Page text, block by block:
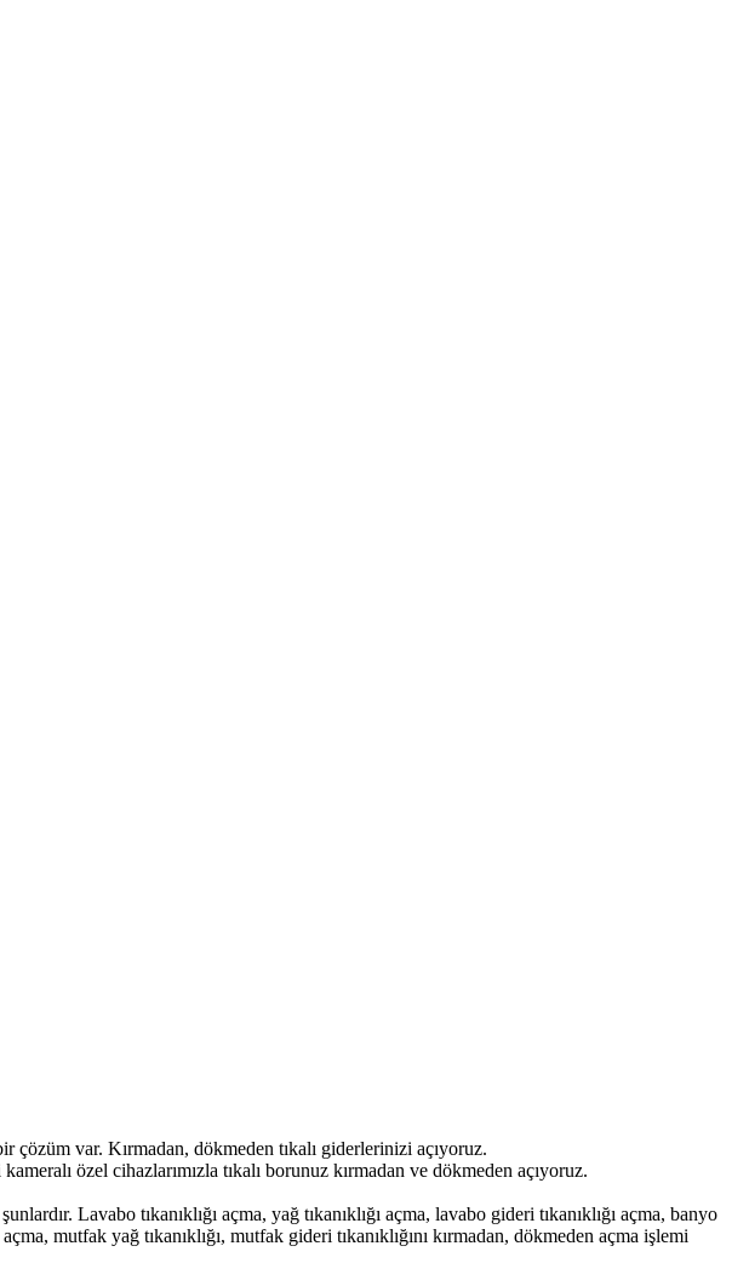
var. Kırmadan, dökmeden tıkalı giderlerinizi açıyoruz.
özel cihazlarımızla tıkalı borunuz kırmadan ve dökmeden açıyoruz.
Lavabo tıkanıklığı açma, yağ tıkanıklığı açma, lavabo gideri tıkanıklığı açma, banyo
mutfak yağ tıkanıklığı, mutfak gideri tıkanıklığını kırmadan, dökmeden açma işlemi